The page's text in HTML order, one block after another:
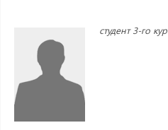
студент 3-го